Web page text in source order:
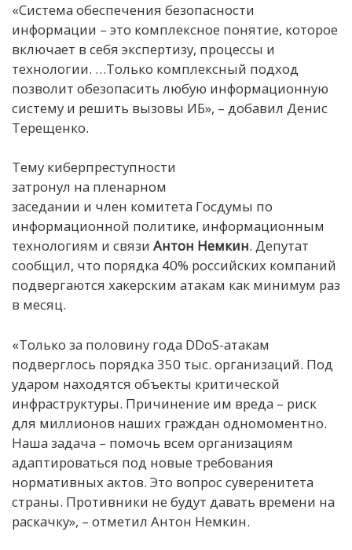
«Система обеспечения безопасности
информации – это комплексное понятие, которое
включает в себя экспертизу, процессы и
технологии. …Только комплексный подход
позволит обезопасить любую информационную
систему и решить вызовы ИБ», – добавил Денис
Терещенко.
Тему киберпреступности
затронул на пленарном
заседании и член комитета Госдумы по
информационной политике, информационным
технологиям и связи Антон Немкин. Депутат
сообщил, что порядка 40% российских компаний
подвергаются хакерским атакам как минимум раз
в месяц.
«Только за половину года DDoS-атакам
подверглось порядка 350 тыс. организаций. Под
ударом находятся объекты критической
инфраструктуры. Причинение им вреда – риск
для миллионов наших граждан одномоментно.
Наша задача – помочь всем организациям
адаптироваться под новые требования
нормативных актов. Это вопрос суверенитета
страны. Противники не будут давать времени на
раскачку», – отметил Антон Немкин.